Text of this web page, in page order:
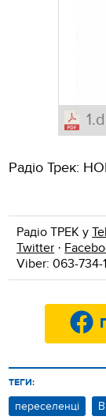
Радіо Трек:
Радіо ТРЕК у
Twitter ·
Viber: 063-734-
ТЕГИ:
переселенці